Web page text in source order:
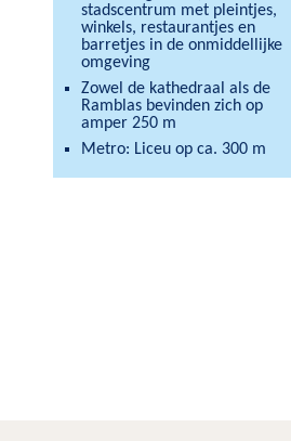
stadscentrum met pleintjes,
winkels, restaurantjes en
barretjes in de onmiddellijke
omgeving
Zowel de kathedraal als de
Ramblas bevinden zich op
amper 250 m
Metro: Liceu op ca. 300 m